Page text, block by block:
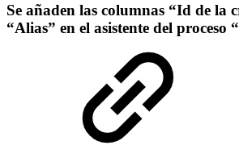
Se añaden las columnas “Id de la
“Alias” en el asistente del proceso